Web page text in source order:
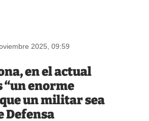
2025, 09:59
en el actual
“un enorme
un militar sea
Defensa